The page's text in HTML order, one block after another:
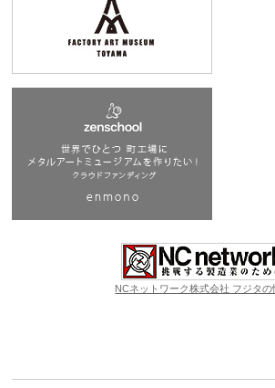
NCネットワーク株式会社 フジタの